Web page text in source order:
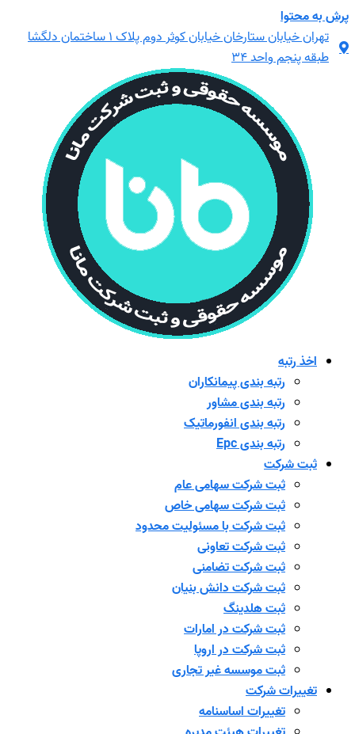
پرش به محتوا
تهران خیابان ستارخان خیابان کوثر دوم پلاک ۱ ساختمان دلگشا
طبقه پنجم واحد ۳۴
اخذ رتبه
رتبه بندی پیمانکاران
رتبه بندی مشاور
رتبه بندی انفورماتیک
رتبه بندی Epc
ثبت شرکت
ثبت شرکت سهامی عام
ثبت شرکت سهامی خاص
ثبت شرکت با مسئولیت محدود
ثبت شرکت تعاونی
ثبت شرکت تضامنی
ثبت شرکت دانش بنیان
ثبت هلدینگ
ثبت شرکت در امارات
ثبت شرکت در اروپا
ثبت موسسه غیر تجاری
تغییرات شرکت
تغییرات اساسنامه